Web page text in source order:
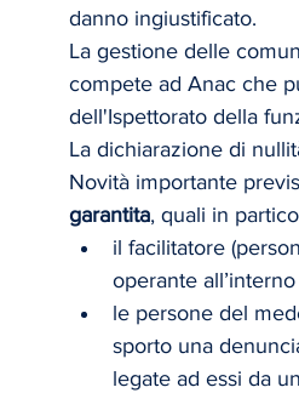
danno ingiustificato.
La gestione delle
compete ad Anac che
dell'Ispettorato della
La dichiarazione di
Novità importante
garantita, quali in
il facilitatore
operante
le persone del
sporto una
legate ad essi da